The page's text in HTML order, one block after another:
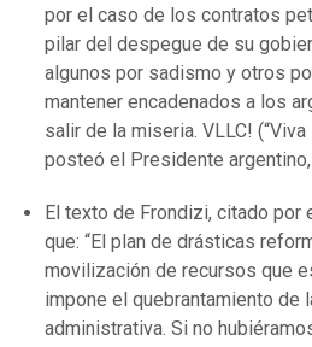
por el caso de los contratos
pilar del despegue de su
algunos por sadismo y otros
mantener encadenados a los
salir de la miseria. VLLC! (“Viva
posteó el Presidente
El texto de Frondizi, citado por
que: “El plan de drásticas
movilización de recursos que
impone el quebrantamiento de
administrativa. Si no